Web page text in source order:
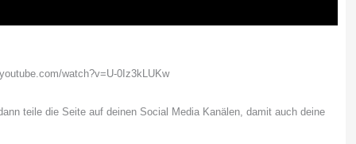
watch?v=U-0Iz3kLUKw
teile die Seite auf deinen Social Media Kanälen, damit auch deine